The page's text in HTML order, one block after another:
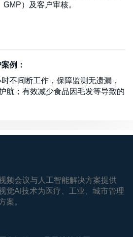
）及客户审核。
例：
不间断工作，保障监测无遗漏，
航；有效减少食品因毛发等导致的
频会议与人工智能解决方案提供
觉AI技术为医疗、工业、城市管理
案。